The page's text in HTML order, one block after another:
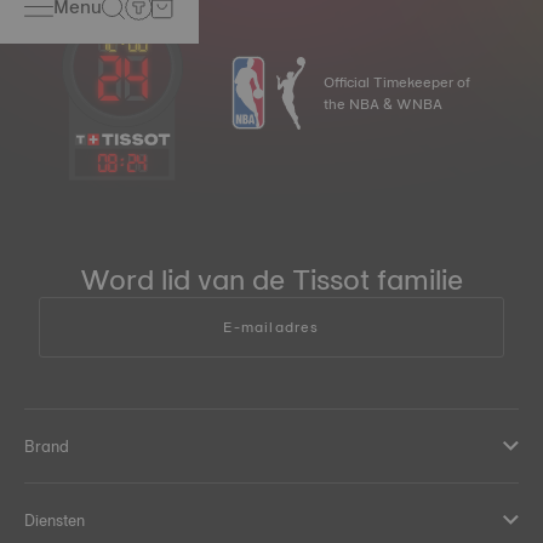
08:24
Official Timekeeper of
the NBA & WNBA
Word lid van de Tissot familie
E-mailadres
Brand
Diensten